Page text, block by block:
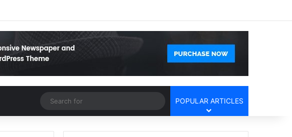
Random Article
Search
for
POPULAR ARTICLES